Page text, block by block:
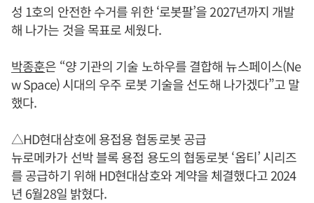
성 1호의 안전한 수거를 위한 ‘로봇팔’을 2027년까지 개발
해 나가는 것을 목표로 세웠다.
박종훈은 “양 기관의 기술 노하우를 결합해 뉴스페이스(Ne
w Space) 시대의 우주 로봇 기술을 선도해 나가겠다”고 말
했다.
△HD현대삼호에 용접용 협동로봇 공급
뉴로메카가 선박 블록 용접 용도의 협동로봇 ‘옵티’ 시리즈
를 공급하기 위해 HD현대삼호와 계약을 체결했다고 2024
년 6월28일 밝혔다.